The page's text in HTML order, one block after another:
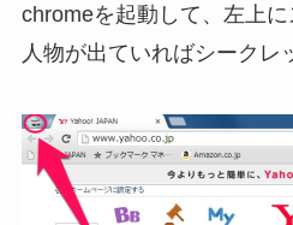
chromeを起動して、左上
人物が出ていればシークレ